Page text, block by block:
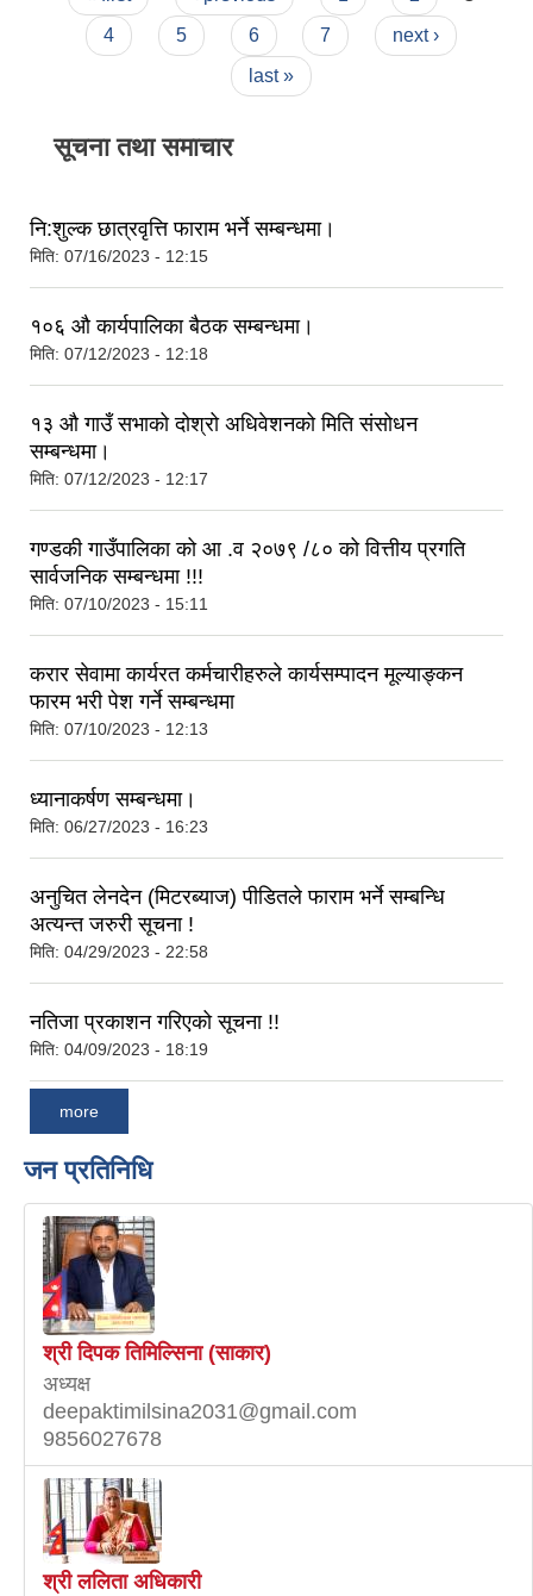
4
5 6 7
next ›
last »
सूचना तथा समाचार
नि:शुल्क छात्रवृत्ति फाराम भर्ने सम्बन्धमा।
मिति: 07/16/2023 - 12:15
१०६ औ कार्यपालिका बैठक सम्बन्धमा।
मिति: 07/12/2023 - 12:18
१३ औ गाउँ सभाको दोश्रो अधिवेशनको मिति संसोधन
सम्बन्धमा।
मिति: 07/12/2023 - 12:17
गण्डकी गाउँपालिका को आ .व २०७९ /८० को वित्तीय प्रगति
सार्वजनिक सम्बन्धमा !!!
मिति: 07/10/2023 - 15:11
करार सेवामा कार्यरत कर्मचारीहरुले कार्यसम्पादन मूल्याङ्कन
फारम भरी पेश गर्ने सम्बन्धमा
मिति: 07/10/2023 - 12:13
ध्यानाकर्षण सम्बन्धमा।
मिति: 06/27/2023 - 16:23
अनुचित लेनदेन (मिटरब्याज) पीडितले फाराम भर्ने सम्बन्धि
अत्यन्त जरुरी सूचना !
मिति: 04/29/2023 - 22:58
नतिजा प्रकाशन गरिएको सूचना !!
मिति: 04/09/2023 - 18:19
more
जन प्रतिनिधि
श्री दिपक तिमिल्सिना (साकार)
अध्यक्ष
deepaktimilsina2031@gmail.com
9856027678
श्री ललिता अधिकारी